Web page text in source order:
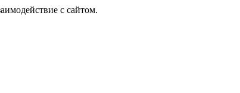
с сайтом.